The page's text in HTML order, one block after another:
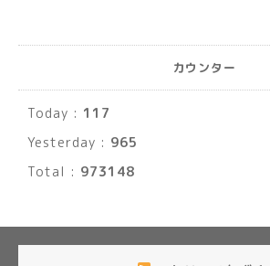
カウンター
Today : 117
Yesterday : 965
Total : 973148